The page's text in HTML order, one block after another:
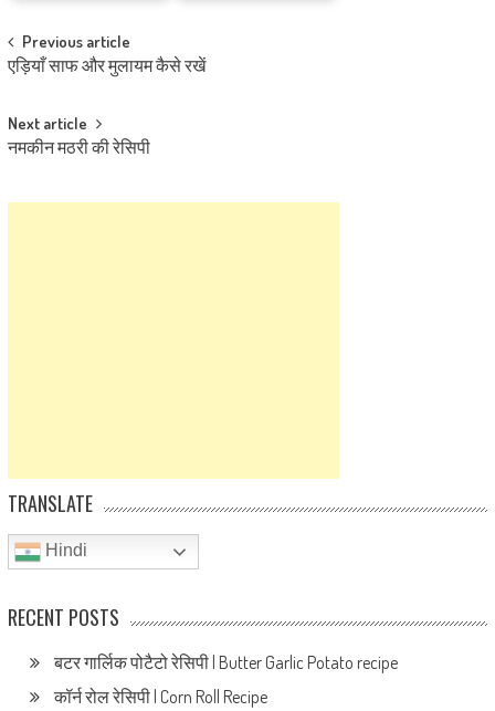
Post
navigation
Previous article
एड़ियाँ साफ और मुलायम कैसे रखें
Next article
नमकीन मठरी की रेसिपी
TRANSLATE
Hindi
RECENT POSTS
बटर गार्लिक पोटैटो रेसिपी | Butter Garlic Potato recipe
कॉर्न रोल रेसिपी | Corn Roll Recipe